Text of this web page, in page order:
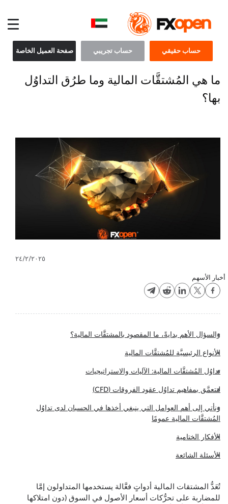
حساب حقيقي حساب تجريبي صفحة العميل الخاصة
ما هي المُشتقَّات المالية وما طرُق التداوُل
بها؟
٢٤/٢/٢٠٢٥
أخبار الأسهم
والسؤال الأهم بدايةً، ما المقصود بالمشتقَّات المالية؟
الأنواع الرئيسيَّة للمُشتقَّات المالية
تداوُل المُشتقَّات المالية: الآليات والاستراتيجيات
لنتعمَّق بمفاهيم تداوُل عقود الفروقات (CFD)
ونأتي إلى أهم العوامل التي ينبغي أخذها في الحسبان لدى تداوُل
المُشتقَّات المالية عمومًا
الأفكار الختامية
الأسئلة الشائعة
تُعَدُّ المشتقات المالية أدواتٍ فعَّالة يستخدمها المتداولون إمَّا
للمضاربة على تحرُّكات أسعار الأصول في السوق (دون امتلاكها